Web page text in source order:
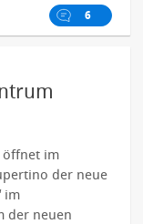
6
öffnet im
der neue
im
der neuen